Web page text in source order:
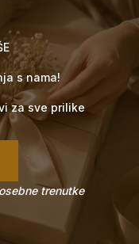
s nama!
za sve prilike
trenutke